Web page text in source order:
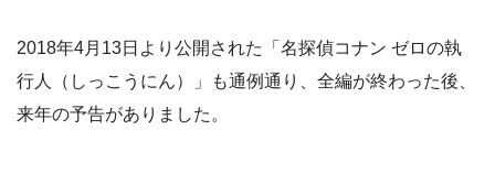
2018年4月13日より公開された「名探偵コナン ゼロの執
行人（しっこうにん）」も通例通り、全編が終わった後、
来年の予告がありました。